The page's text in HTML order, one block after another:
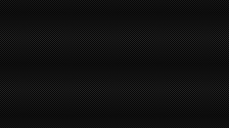
THE G63 AMG "ROCKING THE RED"
BY SR AUTO GROUP.
MERCEDES-BENZ
TUNING
PRÉPARATEURS
G63 AMG
PUBLIÉ LE 15-10-2014
LAMBORGHINI AVENTADOR LP700-
ROADSTER BY NOVITEC TORADO.
LAMBORGHINI
AVENTADOR